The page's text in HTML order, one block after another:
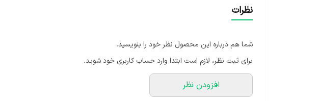
🍃ارسال گل با گلدان داخل تصویر به سراسر کشور .
🍃ارسال به درب منزل مشتری می باشد.
استفاده از پست خصوصی برای تسریع کردن فرایند ارسال می باشد.
نظرات
شما هم درباره این محصول نظر خود را بنویسید.
برای ثبت نظر، لازم است ابتدا وارد حساب کاربری خود شوید.
افزودن نظر